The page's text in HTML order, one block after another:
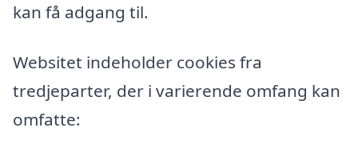
kan få adgang til.
Websitet indeholder cookies fra
tredjeparter, der i varierende omfang kan
omfatte: